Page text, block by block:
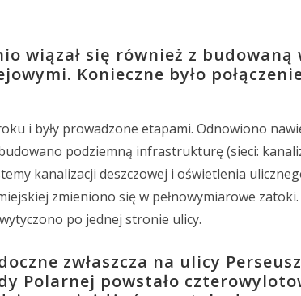
wiązał się również z budowaną
Konieczne było
i były prowadzone etapami. Odnowiono
podziemną infrastrukturę (sieci:
kanalizacji deszczowej i oświetlenia
zmieniono się w pełnowymiarowe
po jednej stronie ulicy.
zwłaszcza na ulicy
Polarnej powstało